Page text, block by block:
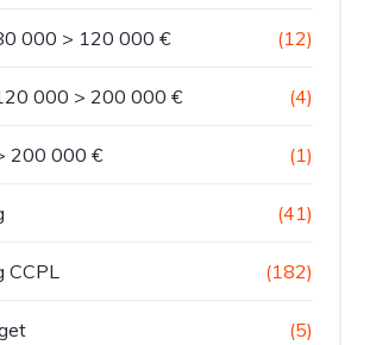
000 > 120 000 € (12)
000 > 200 000 € (4)
200 000 € (1)
(41)
CCPL (182)
(5)